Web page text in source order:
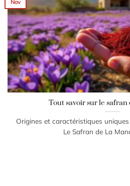
Tout savoir sur le
Origines et caractéristiques
Le Safran de La
Nov